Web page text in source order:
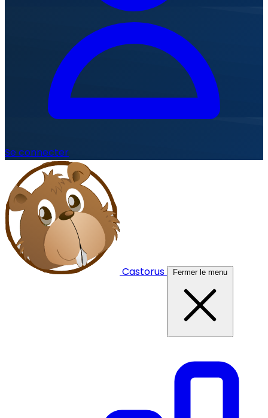
Se connecter
Castorus Fermer le menu